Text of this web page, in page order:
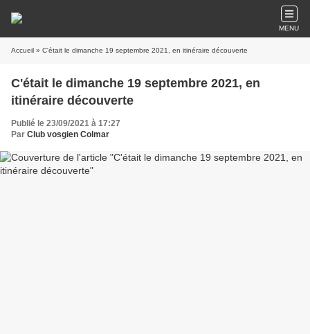
MENU
Accueil » C'était le dimanche 19 septembre 2021, en itinéraire découverte
C'était le dimanche 19 septembre 2021, en
itinéraire découverte
Publié le 23/09/2021 à 17:27
Par Club vosgien Colmar